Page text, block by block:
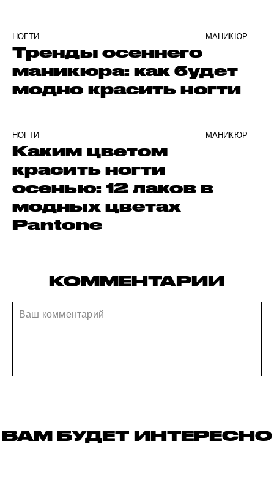
НОГТИ МАНИКЮР
Тренды осеннего
маникюра: как будет
модно красить ногти
НОГТИ МАНИКЮР
Каким цветом
красить ногти
осенью: 12 лаков в
модных цветах
Pantone
КОММЕНТАРИИ
ВАМ БУДЕТ ИНТЕРЕСНО